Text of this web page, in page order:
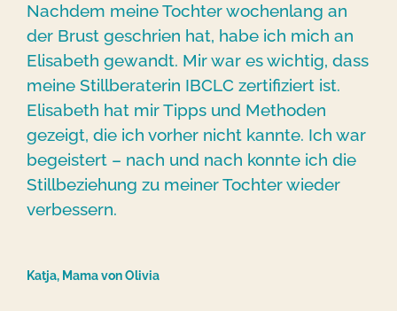
Nachdem meine Tochter wochenlang an
der Brust geschrien hat, habe ich mich an
Elisabeth gewandt. Mir war es wichtig, dass
meine Stillberaterin IBCLC zertifiziert ist.
Elisabeth hat mir Tipps und Methoden
gezeigt, die ich vorher nicht kannte. Ich war
begeistert – nach und nach konnte ich die
Stillbeziehung zu meiner Tochter wieder
verbessern.
Katja, Mama von Olivia